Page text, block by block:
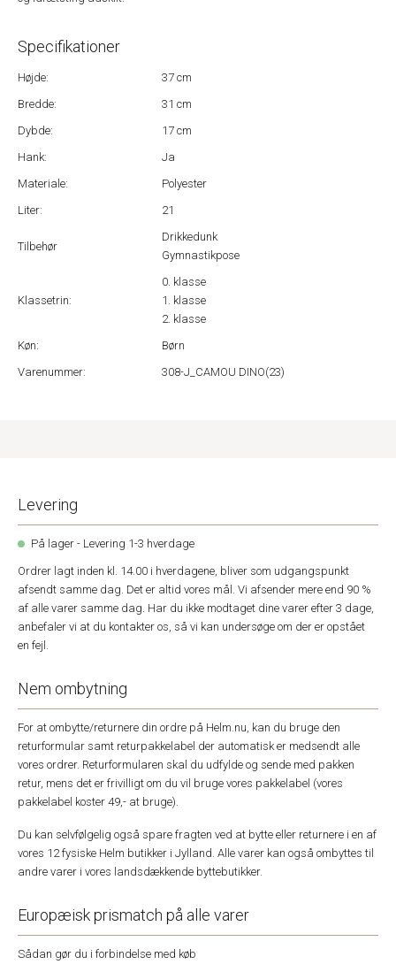
Specifikationer
Højde:
37 cm
Bredde:
31 cm
Dybde:
17 cm
Hank:
Ja
Materiale:
Polyester
Liter:
21
Tilbehør
Drikkedunk
Gymnastikpose
Klassetrin:
0. klasse
1. klasse
2. klasse
Køn:
Børn
Varenummer:
308-J_CAMOU DINO(23)
Levering
På lager - Levering 1-3 hverdage
Ordrer lagt inden kl. 14.00 i hverdagene, bliver som udgangspunkt
afsendt samme dag. Det er altid vores mål. Vi afsender mere end 90 %
af alle varer samme dag. Har du ikke modtaget dine varer efter 3 dage,
anbefaler vi at du kontakter os, så vi kan undersøge om der er opstået
en fejl.
Nem ombytning
For at ombytte/returnere din ordre på Helm.nu, kan du bruge den
returformular samt returpakkelabel der automatisk er medsendt alle
vores ordrer. Returformularen skal du udfylde og sende med pakken
retur, mens det er frivilligt om du vil bruge vores pakkelabel (vores
pakkelabel koster 49,- at bruge).
Du kan selvfølgelig også spare fragten ved at bytte eller returnere i en af
vores 12 fysiske Helm butikker i Jylland. Alle varer kan også ombyttes til
andre varer i vores landsdækkende byttebutikker.
Europæisk prismatch på alle varer
Sådan gør du i forbindelse med køb